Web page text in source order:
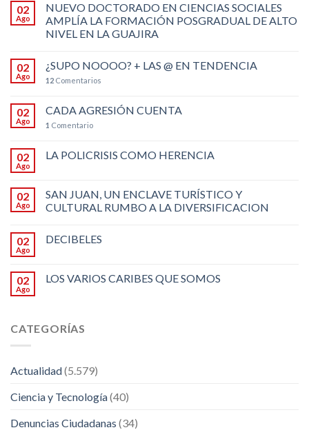
02
Ago
NUEVO DOCTORADO EN CIENCIAS SOCIALES
AMPLÍA LA FORMACIÓN POSGRADUAL DE ALTO
NIVEL EN LA GUAJIRA
02
Ago
¿SUPO NOOOO? + LAS @ EN TENDENCIA
12 Comentarios
02
Ago
CADA AGRESIÓN CUENTA
1 Comentario
02
Ago
LA POLICRISIS COMO HERENCIA
02
Ago
SAN JUAN, UN ENCLAVE TURÍSTICO Y
CULTURAL RUMBO A LA DIVERSIFICACION
02
Ago
DECIBELES
02
Ago
LOS VARIOS CARIBES QUE SOMOS
CATEGORÍAS
Actualidad(5.579)
Ciencia y Tecnología(40)
Denuncias Ciudadanas (34)